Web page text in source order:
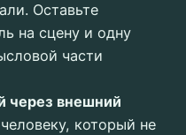
Оставьте
на сцену и одну
части
через внешний
который не